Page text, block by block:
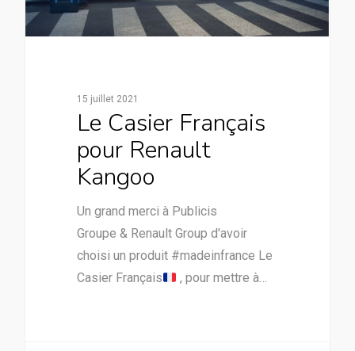
15 juillet 2021
Le Casier Français
pour Renault
Kangoo
Un grand merci à Publicis
Groupe & Renault Group d'avoir
choisi un produit #madeinfrance Le
Casier Français
, pour mettre à…